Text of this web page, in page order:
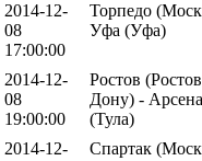
2014-12-
08
17:00:00
Торпедо
Уфа (Уфа)
2014-12-
08
19:00:00
Ростов
Дону) -
(Тула)
2014-12-
Спартак